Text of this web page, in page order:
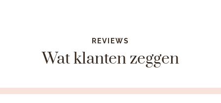
REVIEWS
Wat klanten zeggen